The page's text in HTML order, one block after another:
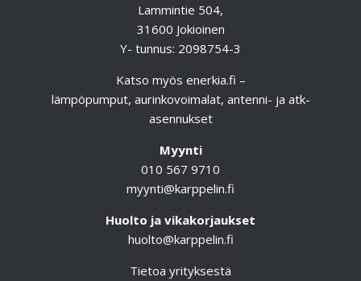
Lammintie 504,
31600 Jokioinen
Y- tunnus: 2098754-3
Katso myös enerkia.fi –
lämpöpumput, aurinkovoimalat, antenni- ja atk-
asennukset
Myynti
010 567 9710
myynti@karppelin.fi
Huolto ja vikakorjaukset
huolto@karppelin.fi
Tietoa yrityksestä